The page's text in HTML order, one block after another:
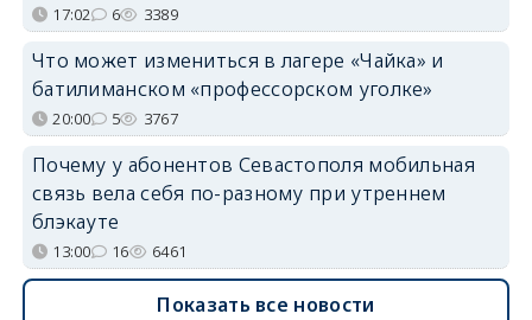
17:02 6 3389
Что может измениться в лагере «Чайка» и
батилиманском «профессорском уголке»
20:00 5 3767
Почему у абонентов Севастополя мобильная
связь вела себя по-разному при утреннем
блэкауте
13:00 16 6461
Показать все новости